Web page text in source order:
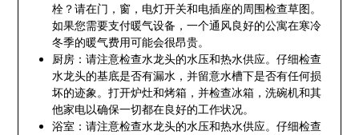
栓？请在门，窗，电灯开关和电插座的周围检查草图。
如果您需要支付暖气设备，一个通风良好的公寓在寒冷
冬季的暖气费用可能会很昂贵。
厨房：请注意检查水龙头的水压和热水供应。仔细检查
水龙头的基底是否有漏水，并留意水槽下是否有任何损
坏的迹象。打开炉灶和烤箱，并检查冰箱，洗碗机和其
他家电以确保一切都在良好的工作状况。
浴室：请注意检查水龙头的水压和热水供应。仔细检查